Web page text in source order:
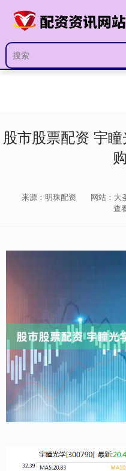
股市股票配资 宇
来源：明珠配资 网站：大
查